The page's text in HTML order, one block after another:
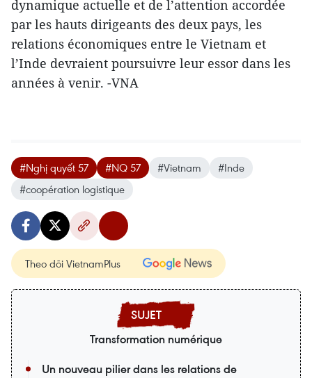
dynamique actuelle et de l’attention accordée
par les hauts dirigeants des deux pays, les
relations économiques entre le Vietnam et
l’Inde devraient poursuivre leur essor dans les
années à venir. -VNA
#Nghị quyết 57 #NQ 57 #Vietnam
#Inde
#coopération logistique
Theo dõi VietnamPlus
Transformation numérique
Un nouveau pilier dans les relations de